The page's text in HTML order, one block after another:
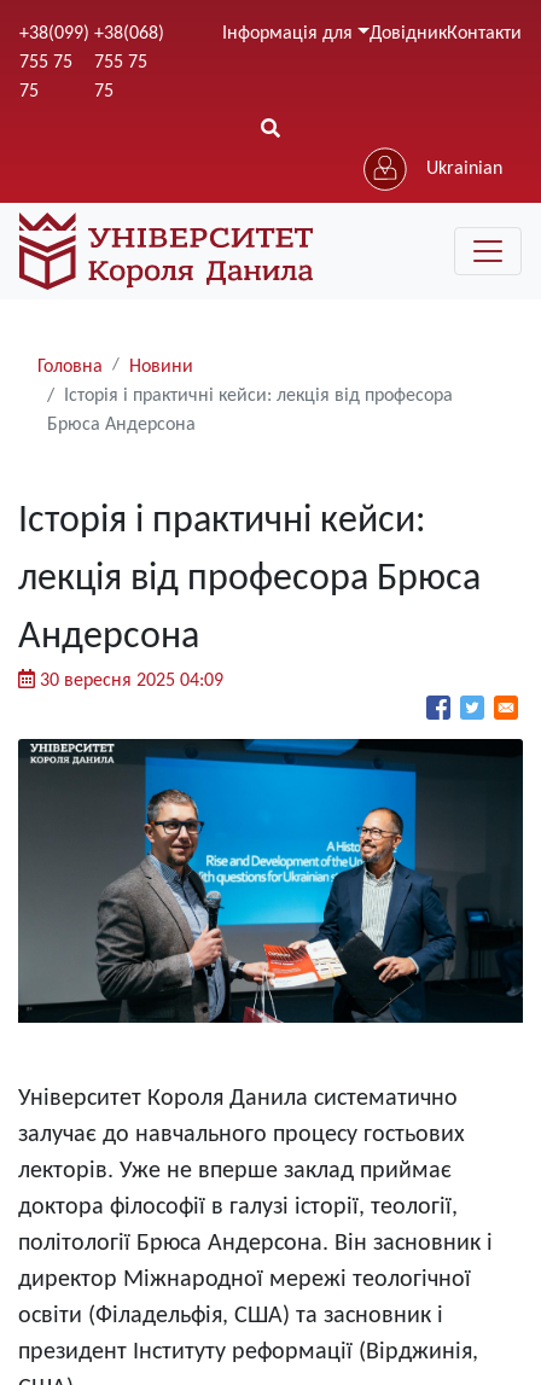
до
+38(099)
755 75
75
+38(068)
755 75
75
Інформація для ДовідникКонтакти
Ukrainian
Рядки
навіґації
Головна
Новини
Історія і практичні кейси: лекція від професора
Брюса Андерсона
Історія і практичні кейси:
лекція від професора Брюса
Андерсона
30 вересня 2025 04:09
Університет Короля Данила систематично
залучає до навчального процесу гостьових
лекторів. Уже не вперше заклад приймає
доктора філософії в галузі історії, теології,
політології Брюса Андерсона. Він засновник і
директор Міжнародної мережі теологічної
освіти (Філадельфія, США) та засновник і
президент Інституту реформації (Вірджинія,